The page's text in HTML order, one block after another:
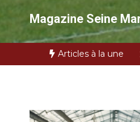
Magazine Seine
Articles à la une
Top 3 des VTC à